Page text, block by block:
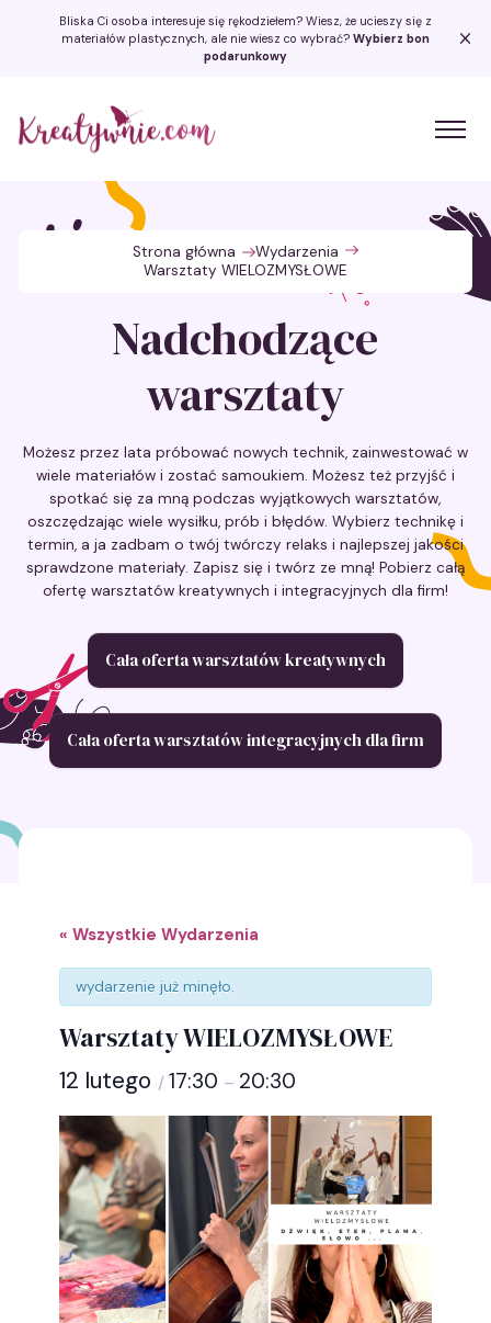
Bliska Ci osoba interesuje się rękodziełem? Wiesz, że ucieszy się z
materiałów plastycznych, ale nie wiesz co wybrać? Wybierz bon
podarunkowy
Kreatywnie.com
Strona główna
Wydarzenia
Warsztaty WIELOZMYSŁOWE
Nadchodzące
warsztaty
Możesz przez lata próbować nowych technik, zainwestować w
wiele materiałów i zostać samoukiem. Możesz też przyjść i
spotkać się za mną podczas wyjątkowych warsztatów,
oszczędzając wiele wysiłku, prób i błędów. Wybierz technikę i
termin, a ja zadbam o twój twórczy relaks i najlepszej jakości
sprawdzone materiały. Zapisz się i twórz ze mną! Pobierz całą
ofertę warsztatów kreatywnych i integracyjnych dla firm!
Cała oferta warsztatów kreatywnych
Cała oferta warsztatów integracyjnych dla firm
« Wszystkie Wydarzenia
wydarzenie już minęło.
Warsztaty WIELOZMYSŁOWE
12 lutego / 17:30 – 20:30